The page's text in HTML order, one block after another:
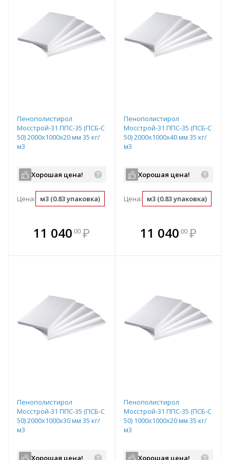
Пенополистирол
Мосстрой-31 ППС-35 (ПСБ-С
50) 2000х1000х20 мм 35 кг/
м3
Хорошая цена!
Цена: м3 (0.83 упаковка) упаковка (1.2 м3) м2 (0.02 м3)
11 040 00 ₽
В комплекте
всегда выгоднее!
Пенополистирол
Мосстрой-31 ППС-35 (ПСБ-С
50) 2000х1000х40 мм 35 кг/
м3
Хорошая цена!
Цена: м3 (0.83 упаковка)
В комплекте
всегда выгоднее!
11 040 00 ₽
Пенополистирол
Мосстрой-31 ППС-35 (ПСБ-С
50) 2000х1000х30 мм 35 кг/
м3
Хорошая цена!
Пенополистирол
Мосстрой-31 ППС-35 (ПСБ-С
50) 1000х1000х20 мм 35 кг/
м3
Хорошая цена!